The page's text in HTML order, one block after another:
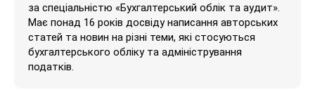
за спеціальністю «Бухгалтерський облік та аудит».
Має понад 16 років досвіду написання авторських
статей та новин на різні теми, які стосуються
бухгалтерського обліку та адміністрування
податків.